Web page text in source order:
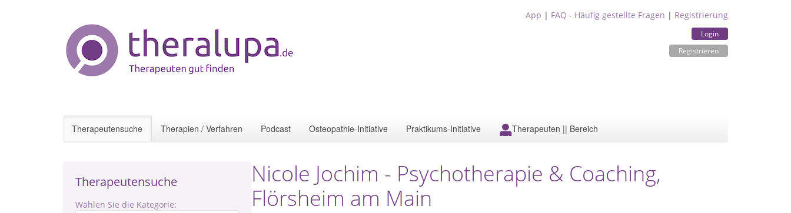
App | FAQ - Häufig gestellte Fragen | Registrierung
Login
Registrieren
Therapeutensuche Therapien / Verfahren Podcast Osteopathie-Initiative Praktikums-Initiative Therapeuten || Bereich
Therapeutensuche
Wählen Sie die Kategorie:
Nicole Jochim - Psychotherapie & Coaching,
Flörsheim am Main